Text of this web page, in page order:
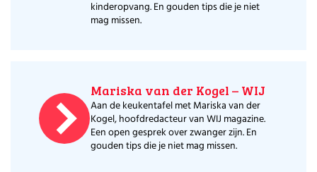
kinderopvang. En gouden tips die je niet
mag missen.
Mariska van der Kogel – WIJ
Aan de keukentafel met Mariska van der
Kogel, hoofdredacteur van WIJ magazine.
Een open gesprek over zwanger zijn. En
gouden tips die je niet mag missen.